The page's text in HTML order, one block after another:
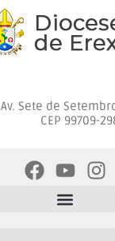
Av. Sete de
CEP 99709-